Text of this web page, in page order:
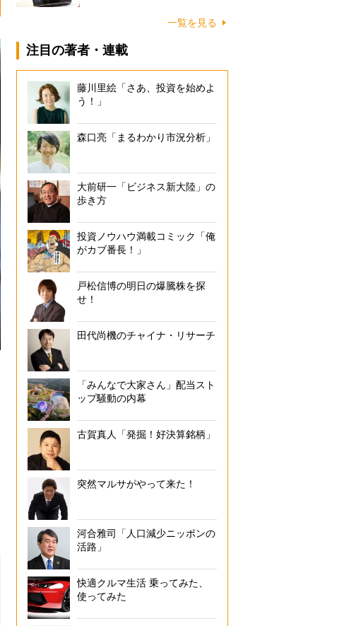
一覧を見る
注目の著者・連載
藤川里絵「さあ、投資を始めよ
う！」
森口亮「まるわかり市況分析」
大前研一「ビジネス新大陸」の
歩き方
投資ノウハウ満載コミック「俺
がカブ番長！」
戸松信博の明日の爆騰株を探
せ！
田代尚機のチャイナ・リサーチ
「みんなで大家さん」配当スト
ップ騒動の内幕
古賀真人「発掘！好決算銘柄」
突然マルサがやって来た！
河合雅司「人口減少ニッポンの
活路」
快適クルマ生活 乗ってみた、
使ってみた